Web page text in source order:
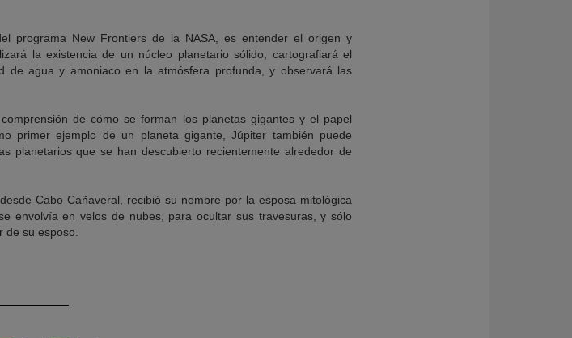
programa New Frontiers de la NASA, es entender el origen y
la existencia de un núcleo planetario sólido, cartografiará el
de agua y amoniaco en la atmósfera profunda, y observará las
de cómo se forman los planetas gigantes y el papel
primer ejemplo de un planeta gigante, Júpiter también puede
planetarios que se han descubierto recientemente alrededor de
Cabo Cañaveral, recibió su nombre por la esposa mitológica
envolvía en velos de nubes, para ocultar sus travesuras, y sólo
su esposo.